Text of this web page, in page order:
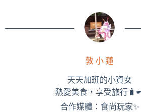
敦 小 蓮
天天加班的小資女
熱愛美食，享受旅行
合作媒體：食尚玩家✨